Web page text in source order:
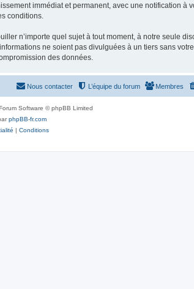
immédiat et permanent, avec une notification à
conditions.
n’importe quel sujet à tout moment, à notre seule
ne soient pas divulguées à un tiers sans
des données.
Membres
L’équipe du forum
Nous contacter
Software © phpBB Limited
phpBB-fr.com
| Conditions